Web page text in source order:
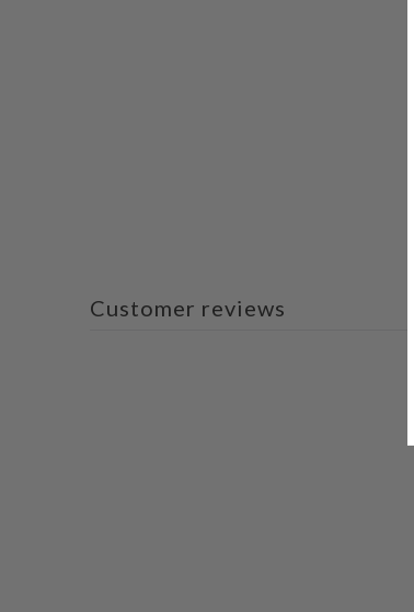
Customer reviews